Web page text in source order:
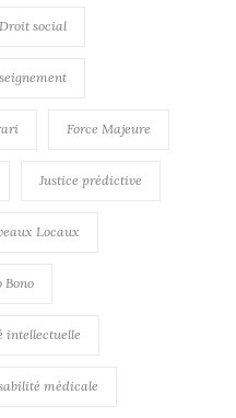
Droit social
Force Majeure
Justice prédictive
Locaux
Bono
intellectuelle
médicale